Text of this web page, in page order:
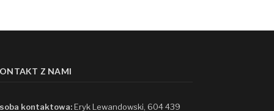
Z NAMI
kontaktowa:Eryk Lewandowski, 604 439